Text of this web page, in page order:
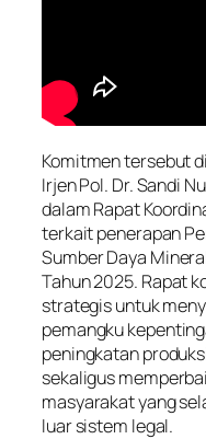
Komitmen tersebut
Irjen Pol. Dr. Sandi
dalam Rapat
terkait penerapan
Sumber Daya
Tahun 2025. Rapat
strategis untuk
pemangku
peningkatan
sekaligus
masyarakat yang
luar sistem legal.